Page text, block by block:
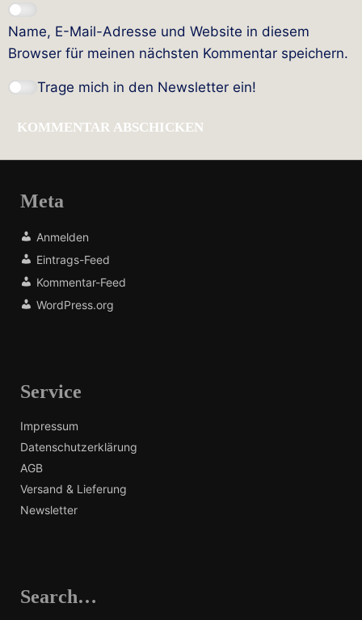
Name, E-Mail-Adresse und Website in diesem
Browser für meinen nächsten Kommentar speichern.
Trage mich in den Newsletter ein!
Meta
Anmelden
Eintrags-Feed
Kommentar-Feed
WordPress.org
Service
Impressum
Datenschutzerklärung
AGB
Versand & Lieferung
Newsletter
Search…